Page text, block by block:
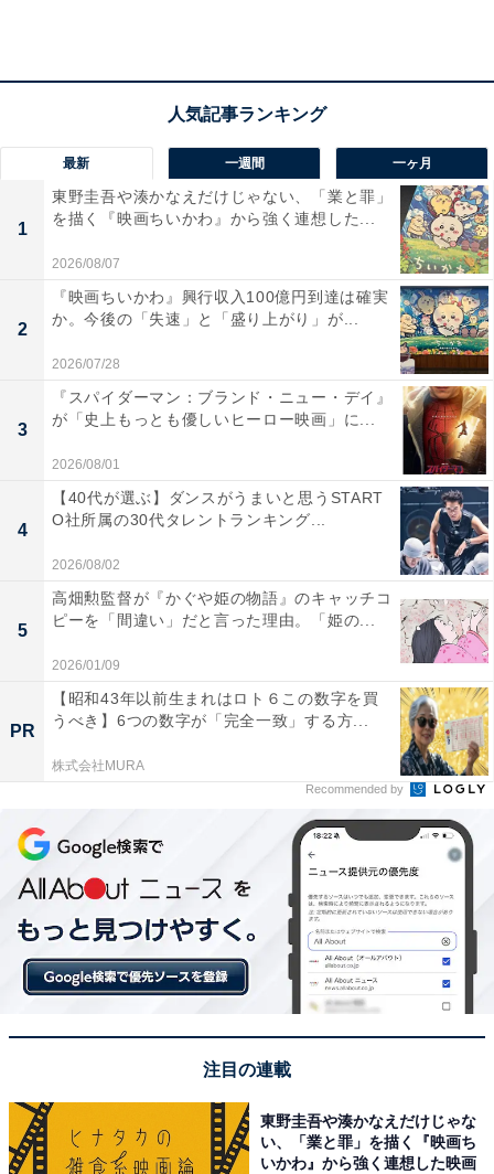
（画像出典：Amazon）
映画『るろうに剣心』では、圧倒的な剣の腕前を持つ主
人公・緋村剣心役を演じた佐藤健さん。作品内で見せ
た、瞬発力のある剣さばきや殺陣の上手さから“石川五ェ
門らしさ”をイメージした人が多いようです。
回答者からは、「るろうに剣心での剣さばきがカッコよ
かったから（54歳女性）」「刀の扱いが上手いので（38
歳女性）」「龍馬伝やるろうに剣心での武士のイメージ
が強いから（32歳女性）」「るろうに剣心での「ござる
よ」等々寡黙な剣士にピッタリだから（46歳男性）」な
ど、今までの作品で佐藤健さんが演じた剣士のイメージ
がぴったり、という声が目立ちました。
さらに、「寡黙が似合いそう（43歳男性）」「着物のイ
メージがぴったり（47歳女性）」「細身で見た目も五ェ
門っぽく、また殺陣も上手いイメージだから（31歳男
性）」「五ェ門のようにイケメンで殺陣が上手なので
（53歳男性）」などのコメントが寄せられました。
最新 一週間 一ヶ月
1
東野圭吾や湊かなえだけじゃない、「業と罪」
を描く『映画ちいかわ』から強く連想した...
2026/08/07
2
『映画ちいかわ』興行収入100億円到達は確実
か。今後の「失速」と「盛り上がり」が...
2026/07/28
3
『スパイダーマン：ブランド・ニュー・デイ』
が「史上もっとも優しいヒーロー映画」に...
2026/08/01
4
【40代が選ぶ】ダンスがうまいと思うSTART
O社所属の30代タレントランキング...
2026/08/02
5
高畑勲監督が『かぐや姫の物語』のキャッチコ
ピーを「間違い」だと言った理由。「姫の...
2026/01/09
PR
【昭和43年以前生まれはロト６この数字を買
うべき】6つの数字が「完全一致」する方...
株式会社MURA
Recommended by
注目の連載
東野圭吾や湊かなえだけじゃな
い、「業と罪」を描く『映画ち
いかわ』から強く連想した映画